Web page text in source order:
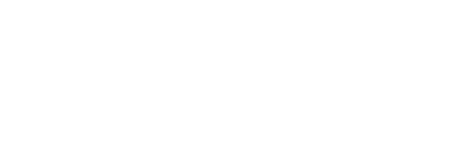
ou en remplissant un formulaire papier disponible auprès de l'organisme. Il
nécessaires tels que le livret de famille, le certificat de naissance ou
bulletins de salaire. N'hésitez pas à
adoption
la Paje ou l'allocation de soutien familial. Il est donc important de vous
auxquelles vous pouvez prétendre pour maximiser vos chances d'en bénéficier.